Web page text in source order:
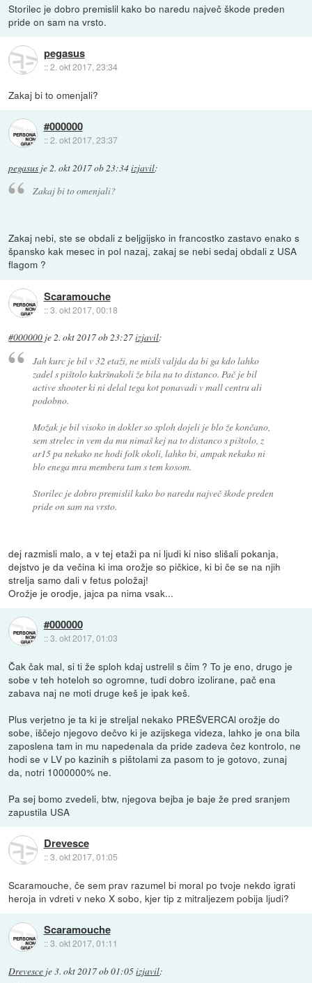
Storilec je dobro premislil kako bo naredu največ škode preden
pride on sam na vrsto.
pegasus
::2. okt 2017, 23:34
Zakaj bi to omenjali?
#000000
::2. okt 2017, 23:37
pegasus je2. okt 2017 ob 23:34izjavil:
Zakaj bi to omenjali?
Zakaj nebi, ste se obdali z beljgijsko in francostko zastavo enako s
špansko kak mesec in pol nazaj, zakaj se nebi sedaj obdali z USA
flagom ?
Scaramouche
::3. okt 2017, 00:18
#000000 je2. okt 2017 ob 23:27izjavil:
Jah kurc je bil v 32 etaži, ne mislš valjda da bi ga kdo lahko
zadel s pištolo kakršnakoli že bila na to distanco. Pač je bil
active shooter ki ni delal tega kot ponavadi v mall centru ali
podobno.
Možak je bil visoko in dokler so sploh dojeli je blo že končano,
sem strelec in vem da mu nimaš kej na to distanco s pištolo, z
ar15 pa nekako ne hodi folk okoli, lahko bi, ampak nekako ni
blo enega mra membera tam s tem kosom.
Storilec je dobro premislil kako bo naredu največ škode preden
pride on sam na vrsto.
dej razmisli malo, a v tej etaži pa ni ljudi ki niso slišali pokanja,
dejstvo je da večina ki ima orožje so pičkice, ki bi če se na njih
strelja samo dali v fetus položaj!
Orožje je orodje, jajca pa nima vsak...
#000000
::3. okt 2017, 01:03
Čak čak mal, si ti že sploh kdaj ustrelil s čim ? To je eno, drugo je
sobe v teh hoteloh so ogromne, tudi dobro izolirane, pač ena
zabava naj ne moti druge keš je ipak keš.
Plus verjetno je ta ki je streljal nekako PREŠVERCAl orožje do
sobe, iščejo njegovo dečvo ki je azijskega videza, lahko je ona bila
zaposlena tam in mu napedenala da pride zadeva čez kontrolo, ne
hodi se v LV po kazinih s pištolami za pasom to je gotovo, zunaj
da, notri 1000000% ne.
Pa sej bomo zvedeli, btw, njegova bejba je baje že pred sranjem
zapustila USA
Drevesce
::3. okt 2017, 01:05
Scaramouche, če sem prav razumel bi moral po tvoje nekdo igrati
heroja in vdreti v neko X sobo, kjer tip z mitraljezem pobija ljudi?
Scaramouche
::3. okt 2017, 01:11
Drevesce je3. okt 2017 ob 01:05izjavil: